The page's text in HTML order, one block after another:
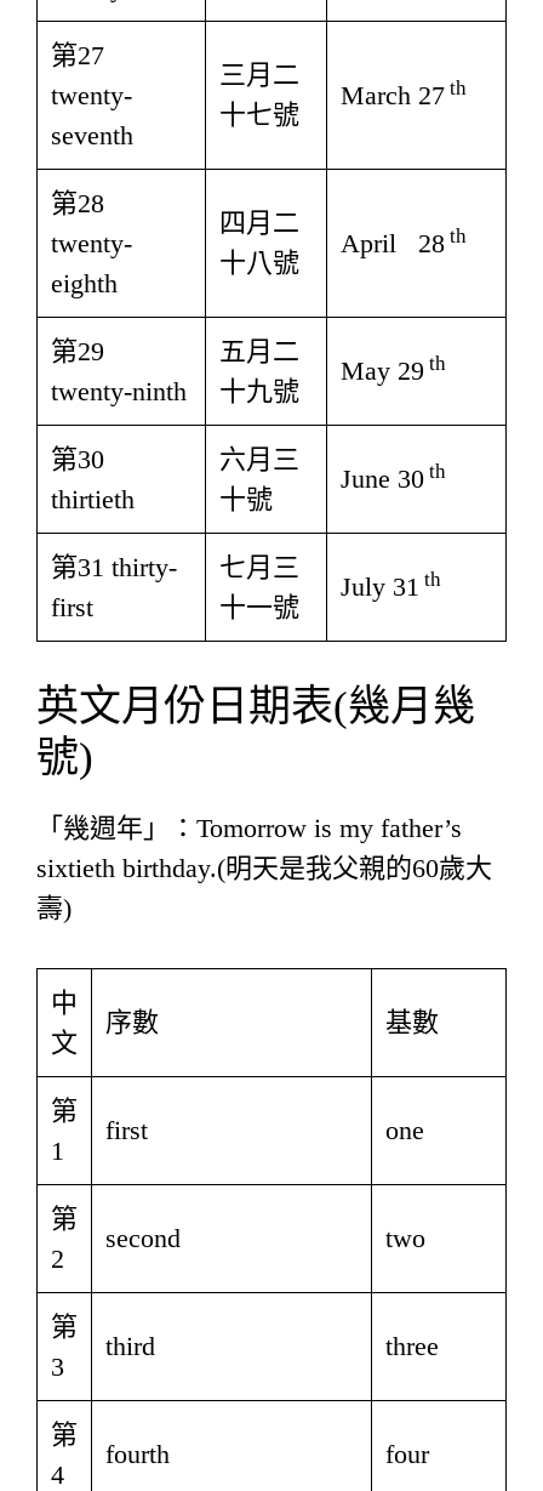
第27
twenty-
seventh
三月二
十七號
March 27 th
第28
twenty-
eighth
四月二
十八號
April 28 th
第29
twenty-ninth
五月二
十九號
May 29 th
第30
thirtieth
六月三
十號
June 30 th
第31 thirty-
first
七月三
十一號
July 31 th
英文月份日期表(幾月幾
號)
「幾週年」：Tomorrow is my father’s
sixtieth birthday.(明天是我父親的60歲大
壽)
中
文
序數 基數
第
1
first one
第
2
second two
第
3
third three
第
4
fourth four